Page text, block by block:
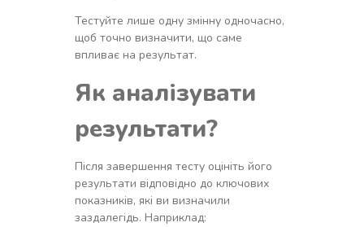
Тестуйте лише одну змінну одночасно,
щоб точно визначити, що саме
впливає на результат.
Як аналізувати
результати?
Після завершення тесту оцініть його
результати відповідно до ключових
показників, які ви визначили
заздалегідь. Наприклад: